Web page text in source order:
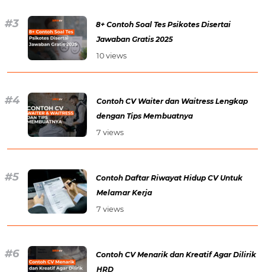
8+ Contoh Soal Tes Psikotes Disertai
Jawaban Gratis 2025
10 views
Contoh CV Waiter dan Waitress Lengkap
dengan Tips Membuatnya
7 views
Contoh Daftar Riwayat Hidup CV Untuk
Melamar Kerja
7 views
Contoh CV Menarik dan Kreatif Agar Dilirik
HRD